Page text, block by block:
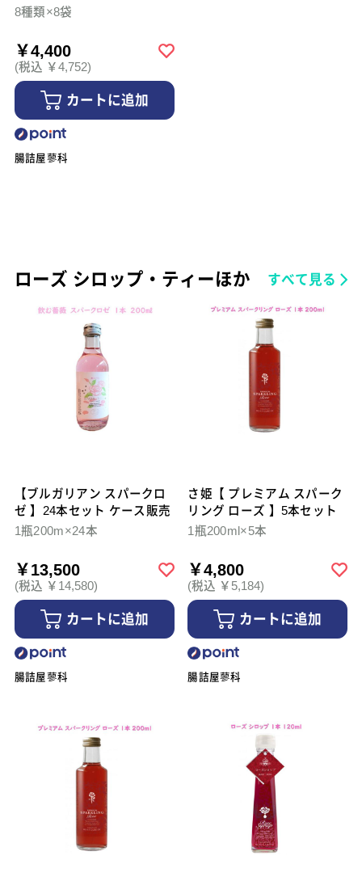
8種類×8袋
￥4,400
(税込 ￥4,752)
カートに追加
腸詰屋蓼科
ローズ シロップ・ティーほか すべて見る
【ブルガリアン スパークロ
ゼ 】24本セット ケース販売
1瓶200m×24本
￥13,500
(税込 ￥14,580)
カートに追加
腸詰屋蓼科
さ姫【 プレミアム スパーク
リング ローズ 】5本セット
1瓶200ml×5本
￥4,800
(税込 ￥5,184)
カートに追加
腸詰屋蓼科